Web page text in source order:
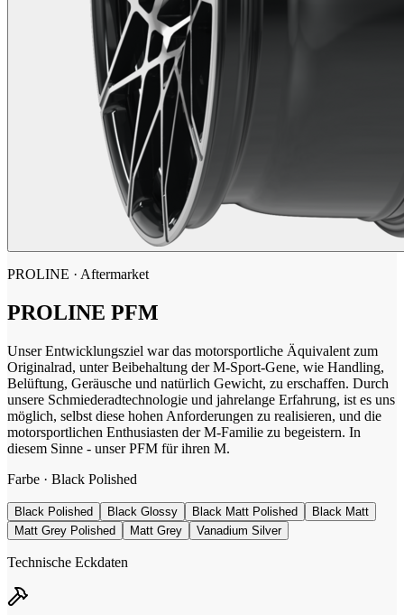
PROLINE · Aftermarket
PROLINE PFM
Unser Entwicklungsziel war das motorsportliche Äquivalent zum
Originalrad, unter Beibehaltung der M-Sport-Gene, wie Handling,
Belüftung, Geräusche und natürlich Gewicht, zu erschaffen. Durch
unsere Schmiederadtechnologie und jahrelange Erfahrung, ist es uns
möglich, selbst diese hohen Anforderungen zu realisieren, und die
motorsportlichen Enthusiasten der M-Familie zu begeistern. In
diesem Sinne - unser PFM für ihren M.
Farbe · Black Polished
Black Polished Black Glossy Black Matt Polished
Black Matt
Matt Grey Polished
Matt Grey Vanadium Silver
Technische Eckdaten